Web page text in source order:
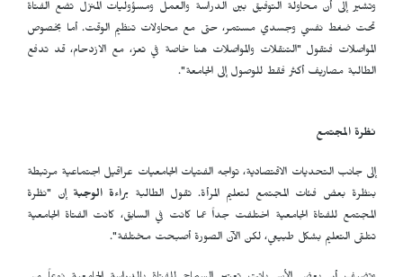
وتشير إلى أن محاولة التوفيق بين الدراسة والعمل ومسؤوليات المنزل تضع الفتاة
تحت ضغط نفسي وجسدي مستمر، حتى مع محاولات تنظيم الوقت. أما بخصوص
المواصلات فتقول "التنقلات والمواصلات هنا خاصة في تعز، مع الازدحام، قد تدفع
الطالبة مصاريف أكثر فقط للوصول إلى الجامعة".
نظرة المجتمع
إلى جانب التحديات الاقتصادية، تواجه الفتيات الجامعيات عراقيل اجتماعية مرتبطة
بنظرة بعض فئات المجتمع لتعليم المرأة. تقول الطالبة براءة الوجبة إن "نظرة
المجتمع للفتاة الجامعية اختلفت جداً عما كانت في السابق، كانت الفتاة الجامعية
تتلقى التعليم بشكل طبيعي، لكن الآن الصورة أصبحت مختلفة".